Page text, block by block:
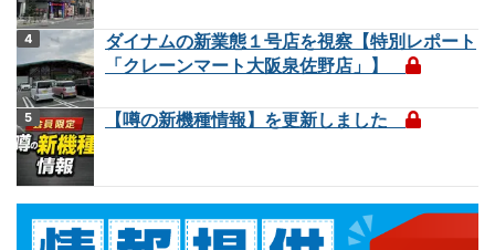
ダイナムの新業態１号店を視察【特別レポート
「クレーンマート大阪泉佐野店」】
【噂の新機種情報】を更新しました